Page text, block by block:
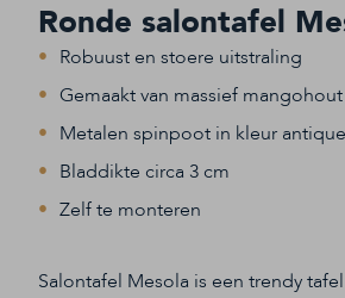
Ronde salontafel
Robuust en stoere uitstraling
Gemaakt van massief mangohout
Metalen spinpoot in kleur antique
Bladdikte circa 3 cm
Zelf te monteren
Salontafel Mesola is een trendy